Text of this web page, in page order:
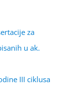
za
u ak.
III ciklusa